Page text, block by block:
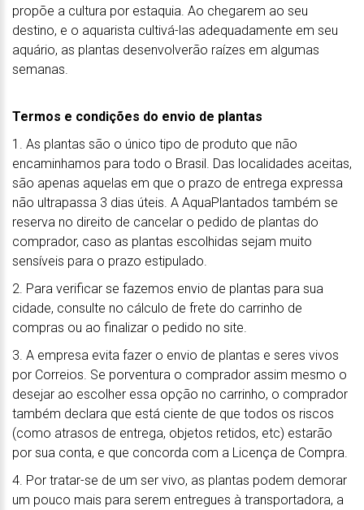
propõe a cultura por estaquia. Ao chegarem ao seu
destino, e o aquarista cultivá-las adequadamente em seu
aquário, as plantas desenvolverão raízes em algumas
semanas.
Termos e condições do envio de plantas
1. As plantas são o único tipo de produto que não
encaminhamos para todo o Brasil. Das localidades aceitas,
são apenas aquelas em que o prazo de entrega expressa
não ultrapassa 3 dias úteis. A AquaPlantados também se
reserva no direito de cancelar o pedido de plantas do
comprador, caso as plantas escolhidas sejam muito
sensíveis para o prazo estipulado.
2. Para verificar se fazemos envio de plantas para sua
cidade, consulte no cálculo de frete do carrinho de
compras ou ao finalizar o pedido no site.
3. A empresa evita fazer o envio de plantas e seres vivos
por Correios. Se porventura o comprador assim mesmo o
desejar ao escolher essa opção no carrinho, o comprador
também declara que está ciente de que todos os riscos
(como atrasos de entrega, objetos retidos, etc) estarão
por sua conta, e que concorda com a Licença de Compra.
4. Por tratar-se de um ser vivo, as plantas podem demorar
um pouco mais para serem entregues à transportadora, a